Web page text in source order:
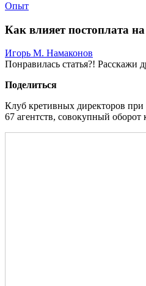
Опыт
Как влияет постоплата
Игорь М. Намаконов
Понравилась статья?!
Поделиться
Клуб кретивных директоров при
67 агентств, совокупный